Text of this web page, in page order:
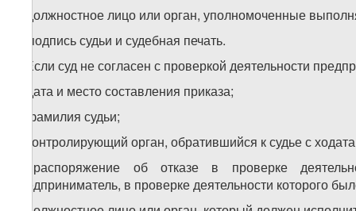
е) должностное лицо или орган, уполномоченные
ж) подпись судьи и судебная печать.
8. Если суд не согласен с проверкой деятельности
а) дата и место составления приказа;
б) фамилия судьи;
в) контролирующий орган, обратившийся к судье с
г) распоряжение об отказе в проверке
предприниматель, в проверке деятельности которого